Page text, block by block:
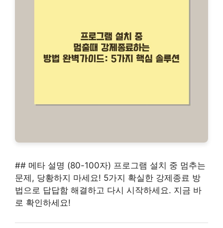
## 메타 설명 (80-100자) 프로그램 설치 중 멈추는
문제, 당황하지 마세요! 5가지 확실한 강제종료 방
법으로 답답함 해결하고 다시 시작하세요. 지금 바
로 확인하세요!